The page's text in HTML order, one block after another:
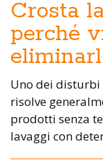
Crosta
perché
Uno dei disturbi
risolve
prodotti senza
lavaggi con